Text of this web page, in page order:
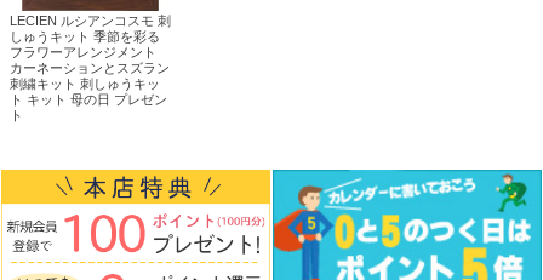
LECIEN ルシアンコスモ 刺
しゅうキット 季節を彩る
フラワーアレンジメント
カーネーションとスズラン
刺繍キット 刺しゅうキッ
ト キット 母の日 プレゼン
ト